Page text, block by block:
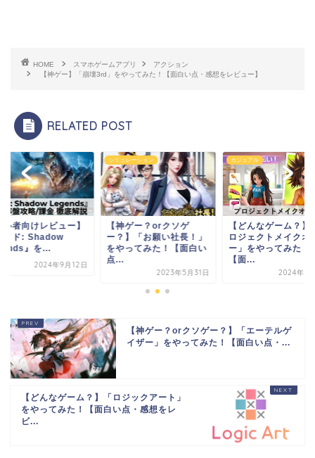
HOME スマホゲームアプリ
アクション
【神ゲー】「崩壊3rd」をやってみた！【面白い点・感想をレビュー】
RELATED POST
心者向けレビュー】
イド: Shadow
』を...
2024年9月12日
シミュレーション
【神ゲー？orクソゲ
ー？】「お願い社長！」
をやってみた！【面白い
点...
2023年5月31日
カジュアル
【どんなゲーム？】
ロジェクトメイクオ
ー」をやってみた！
【面...
2024年4
【神ゲー？orクソゲー？】「エーテルゲ
イザー」をやってみた！【面白い点・...
【どんなゲーム？】「ロジックアート」
をやってみた！【面白い点・感想をレ
ビ...